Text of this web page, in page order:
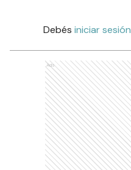
Debés iniciar sesión
Ads